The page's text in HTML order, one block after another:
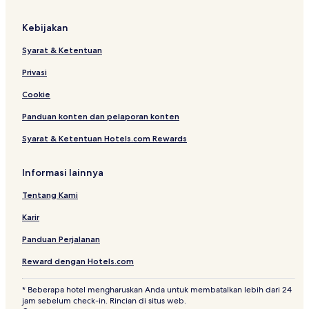
i
o
n
Kebijakan
Syarat & Ketentuan
Privasi
Cookie
Panduan konten dan pelaporan konten
Syarat & Ketentuan Hotels.com Rewards
Informasi lainnya
Tentang Kami
Karir
Panduan Perjalanan
Reward dengan Hotels.com
* Beberapa hotel mengharuskan Anda untuk membatalkan lebih dari 24
jam sebelum check-in. Rincian di situs web.